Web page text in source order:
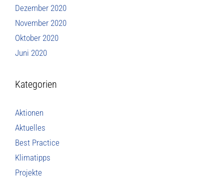
Dezember 2020
November 2020
Oktober 2020
Juni 2020
Kategorien
Aktionen
Aktuelles
Best Practice
Klimatipps
Projekte